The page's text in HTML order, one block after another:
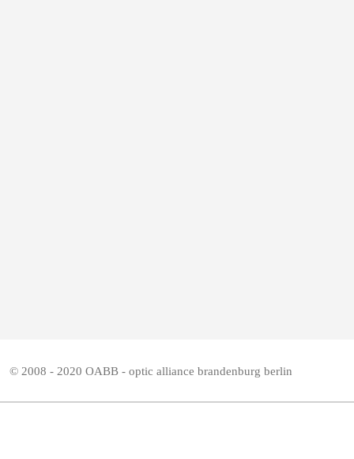
© 2008 - 2020 OABB - optic alliance brandenburg berlin